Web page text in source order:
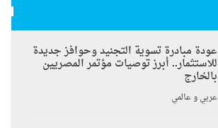
عودة مبادرة تسوية التجنيد وحوافز جديدة
للاستثمار.. أبرز توصيات مؤتمر المصريين
بالخارج
عربي و عالمي